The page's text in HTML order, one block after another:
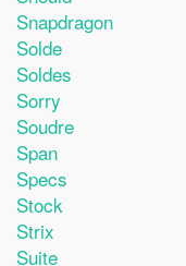
Snapdragon
Solde
Soldes
Sorry
Soudre
Span
Specs
Stock
Strix
Suite